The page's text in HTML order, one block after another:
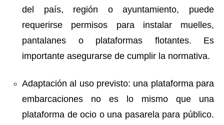
del país, región o ayuntamiento, puede
requerirse permisos para instalar muelles,
pantalanes o plataformas flotantes. Es
importante asegurarse de cumplir la normativa.
Adaptación al uso previsto: una plataforma para
embarcaciones no es lo mismo que una
plataforma de ocio o una pasarela para público.